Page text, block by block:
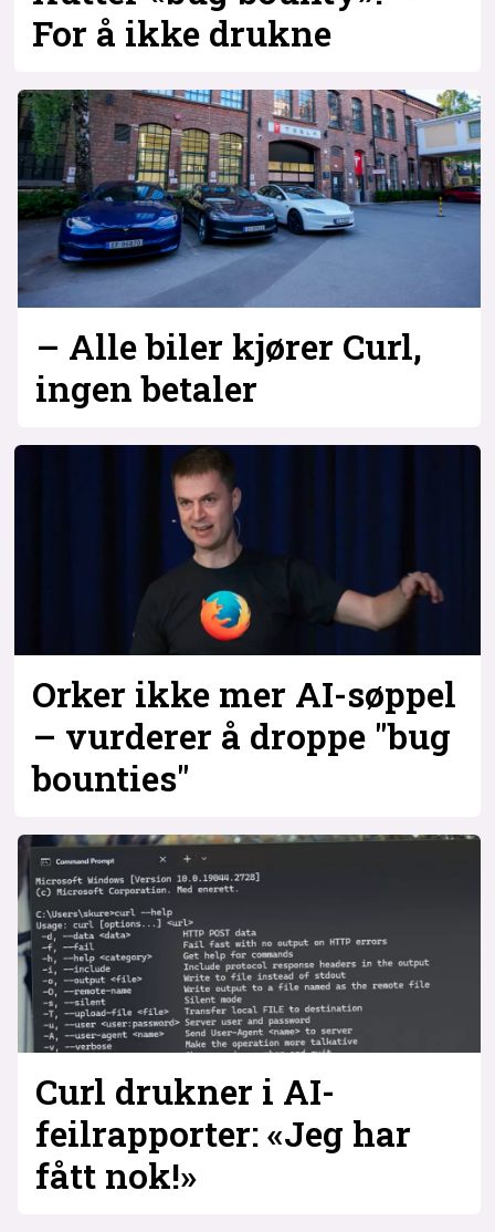
For å ikke drukne
– Alle biler kjører Curl,
ingen betaler
Orker ikke mer AI-søppel
– vurderer å droppe "bug
bounties"
Curl drukner i AI-
feilrapporter: «Jeg har
fått nok!»